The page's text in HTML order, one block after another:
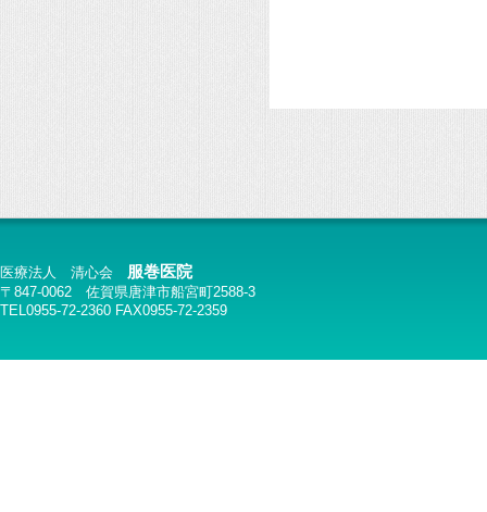
医療法人 清心会 服巻医院
〒847-0062 佐賀県唐津市船宮町2588-3
TEL0955-72-2360 FAX0955-72-2359